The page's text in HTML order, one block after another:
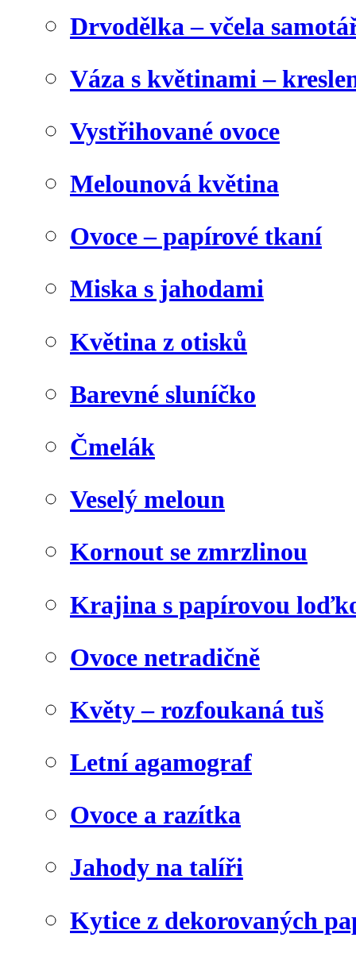
Drvodělka – včela
Váza s květinami –
Vystřihované ovoce
Melounová květina
Ovoce – papírové tkaní
Miska s jahodami
Květina z otisků
Barevné sluníčko
Čmelák
Veselý meloun
Kornout se zmrzlinou
Krajina s papírovou
Ovoce netradičně
Květy – rozfoukaná tuš
Letní agamograf
Ovoce a razítka
Jahody na talíři
Kytice z dekorovaných